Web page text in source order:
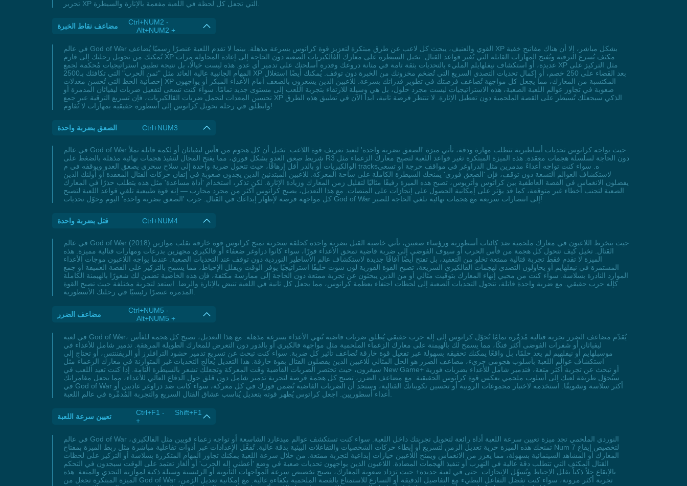
مضاعف نقاط الخبرة
Ctrl+NUM2 -
Alt+NUM2 +
في عالم God of War القوي والعنيف، يبحث كل لاعب عن طرق مبتكرة لتعزيز قوة كراتوس بسرعة مذهلة. بينما لا تقدم اللعبة عنصرًا رسميًا يُضاعف XP بشكل مباشر، إلا أن هناك مفاتيح خفية
تُمكنك من تحويل رحلتك إلى فارم XP مكثف يُسرع الترقية ويُفتح المهارات القاتلة التي تُغير قواعد القتال. تخيل السيطرة على معارك الڤالكيريات الصعبة دون الحاجة إلى إعادة المحاولة مرات
عديدة، أو استكشاف نيفلهايلم المليء بالتحديات بثقة تامة في متانة دروعك وقدرة أسلحتك على تدمير أي عدو. هذه ليست خيالًا، بل نتيجة تطبيق استراتيجيات مُحكمة لجمع XP مثل التركيز على
المهام الجانبية عالية العائد مثل "ثمن الحرب" التي تكافئك بـ2500 XP بعد القضاء على 250 خصم، أو إكمال تحديات التصدي السريع التي تُضخم مخزونك من الخبرة دون توقف. يُمكنك أيضًا استغلال
إحصائية الحظ التي تُحسن معدلات XP المكتسبة من المعارك، مما يجعل كل مواجهة تُضاعف فرصتك في تطوير قدراتك بسرعة. للاعبين الذين يشعرون بالضعف أمام الأعداء المبكر أو يواجهون
صعوبة في تجاوز عوالم اللعبة الصعبة، هذه الاستراتيجيات ليست مجرد حلول، بل هي وسيلة للارتقاء بتجربة اللعب إلى مستوى جديد تمامًا. سواء كنت تسعى لتفعيل ضربات ليفياثان المدمرة أو
تحسين المعدات لتحمل ضربات الڤالكيريات، فإن تسريع الترقية عبر جمع XP الذكي سيجعلك تُسيطر على القصة الملحمية دون تعطيل الإثارة. لا تنتظر فرصة ثانية، ابدأ الآن في تطبيق هذه الطرق
وانطلق في رحلة تحويل كراتوس إلى أسطورة حقيقية بمهارات لا تُقاوم!
الصعق بضربة واحدة Ctrl+NUM3
في عالم God of War حيث يواجه كراتوس تحديات أساطيرية تتطلب مهارة ودقة، تأتي ميزة 'الصعق بضربة واحدة' لتعيد تعريف قوة اللاعب. تخيل أن كل هجوم من فأس ليفياثان أو لكمة قاتلة تملأ
شريط صعق العدو بشكل فوري، مما يفتح المجال لتنفيذ هجمات نهائية مذهلة بالضغط على R3 دون الحاجة لسلسلة هجمات معقدة. هذه الميزة المبتكرة تغير قواعد اللعبة لتصبح معارك الزعماء مثل
الوالكيريات أو بالدر أقل إرهاقًا، حيث تتحول ضربة واحدة إلى سلاح سحري يصعق العدو ويوقفه في م tracksه. سواء كنت تواجه أعداءً مدمرين مثل الدراوغر في مواقف حرجة أو تسعى
لاستكشاف العوالم التسعة دون توقف، فإن 'الصعق فوري' يمنحك السيطرة الكاملة على ساحة المعركة. للاعبين المبتدئين الذين يجدون صعوبة في إتقان حركات القتال المعقدة أو أولئك الذين
يفضلون الانغماس في القصة العاطفية بين كراتوس وأتريوس، تصبح هذه الميزة رفيقًا مثاليًا لتقليل زمن المعارك وزيادة الإثارة. لكن تذكر، استخدام 'أداة مساعدة' مثل هذه يتطلب حذرًا في المعارك
الصعبة لتجنب أخطاء غير متوقعة، كما قد يؤثر على إمكانية الحصول على إنجازات على المنصات. مع هذا التعديل، يصبح كراتوس أكثر من مجرد محارب — إنه قوة طبيعية تلغي قواعد اللعبة لتصبح
كل مواجهة فرصة لإظهار إبداعك في القتال. جرب 'الصعق بضربة واحدة' اليوم وحوّل تحديات God of War إلى انتصارات سريعة مع هجمات نهائية تلغي الحاجة للصبر!
قتل بضربة واحدة Ctrl+NUM4
في عالم God of War (2018) حيث ينخرط اللاعبون في معارك ملحمية ضد كائنات أسطورية ورؤساء صعبين، تأتي خاصية القتل بضربة واحدة كحلقة سحرية تمنح كراتوس قوة خارقة تقلب موازين
القتال. تخيل كيف تتحول كل هجمة من فأس الحرب أو سيوف الفوضى إلى ضربة قاضية تمحق الأعداء فورًا، سواء كانوا دراوغر ضعفاء أو فالكيري مجهزين بدرعات ومهارات قتالية مميزة. هذه
الميزة لا تقدم فقط تجربة قتالية ممتعة تخلو من التعقيد، بل تفتح أيضًا آفاقًا جديدة لاستكشاف عالم الأساطير النوردية دون توقف عند التحديات الصعبة. عندما يواجه اللاعبون موجات الأعداء
المستمرة في نيفلهايم أو يحاولون التصدي لهجمات الفالكيري السريعة، تصبح القوة الفورية لون شوت حليفًا استراتيجيًا يوفر الوقت ويقلل الإحباط، مما يسمح بالتركيز على القصة العميقة أو جمع
الموارد النادرة بسلاسة. سواء كنت من محبي إنهاء المعارك بتوقيت مثالي أو من الذين يبحثون عن تجربة ممتعة دون الحاجة إلى ممارسة مكثفة، فإن هذه الخاصية تضمن لك شعورًا بالهيمنة الكاملة
كإله حرب حقيقي. مع ضربة واحدة قاتلة، تتحول التحديات الصعبة إلى لحظات احتفاء بعظمة كراتوس، مما يجعل كل ثانية في اللعبة تنبض بالإثارة والرضا. استعد لتجربة مختلفة حيث تصبح القوة
مضاعف الضرر
Ctrl+NUM5 -
Alt+NUM5 +
في لعبة God of War، يُقدّم مضاعف الضرر تجربة قتالية مُدمِّرة تمامًا تُحوّل كراتوس إلى إله حرب حقيقي يُطلق ضربات قاضية تُنهي الأعداء بسرعة مذهلة. مع هذا التعديل، تصبح كل هجمة للفأس
ليفياثان أو شفرات الفوضى أكثر فتكًا، مما يسمح لك بالهيمنة على معارك الزعماء الملحمية مثل مواجهة فالكيري أو بالدور دون التعرض للمعارك الطويلة المرهقة. تدمير شامل للأعداء في
موسبلهايم أو نيفلهيم لم يعد حلمًا، بل واقعًا يمكنك تحقيقه بسهولة عبر تفعيل قوة خارقة تُضاعف تأثير كل ضربة. سواء كنت تبحث عن تسريع تدمير حشود الترافلرز أو الريفننتس، أو تحتاج إلى
استكشاف عوالم اللعبة بأسلوب هجومي جريء، مضاعف الضرر هو الحل المثالي للاعبين الذين يفضلون القتال بقوة خارقة. هذا التعديل يُعالج التحديات غير المتوازنة في معارك الزعماء مثل
سيغرون، حيث تختصر الضربات القاضية وقت المعركة وتجعلك تشعر بالسيطرة التامة. إذا كنت تعيد اللعب في New Game+ أو تبحث عن تجربة أكثر متعة، فتدمير شامل للأعداء بضربات فورية
سيُحوّل طريقة لعبك إلى أسلوب ملحمي يعكس قوة كراتوس الحقيقية. مع مضاعف الضرر، تصبح كل هجمة فرصة لتجربة تدمير شامل دون قلق حول الدفاع العالي للأعداء، مما يجعل مغامراتك
في God of War أكثر سلاسة وتشويقًا. استخدمه لاختبار مجموعات الرونية أو تحسين تكويناتك القتالية، وستجد أن الضربات القاضية تُضمن فوزك في كل معركة، سواء كانت ضد دراوغر عاديين أو
تعيين سرعة اللعبة
Ctrl+F1 - Shift+F1
+
في عالم God of War النوردي الملحمي تجد ميزة تعيين سرعة اللعبة أداة رائعة لتحويل تجربتك داخل اللعبة. سواء كنت تستكشف عوالم ميدغارد الشاسعة أو تواجه زعماء قويين مثل الفالكيري،
تمنحك هذه الميزة حرية تعديل الزمن لتسريع أو إبطاء حركات الشخصيات والتفاعلات البيئية بدقة عالية. تُفعَّل الإعدادات عبر أدوات تفاعلية مباشرة مثل ربط الميزة بمفتاح Num 7 لتخصيص إيقاع
المعارك أو المشاهد السينمائية بسهولة، مما يعزز من الانغماس ويمنح اللاعبين خيارات إبداعية لتجربة ممتعة. من خلال سرعة اللعبة يمكنك تجاوز المهام المتكررة بسلاسة أو التركيز على لحظات
القتال المكثف التي تتطلب دقة عالية في التهرب أو تنفيذ الهجمات المضادة. اللاعبون الذين يواجهون تحديات صعبة في وضع 'أعطني إله الحرب' أو ألغاز تعتمد على الوقت سيجدون في التحكم
بالإيقاع حلاً ذكياً يقلل الإحباط ويُسهِّل الإنجازات. حتى في لعبة جديدة+ حيث تزداد صعوبة المعارك، يصبح تخصيص سرعة المواجهات الثانوية أو الرئيسية وسيلة ذكية لموازنة التحدي والمتعة. هذه
الميزة المبتكرة تجعل من God of War تجربة أكثر مرونة، سواء كنت تفضل التفاعل البطيء مع التفاصيل الدقيقة أو التسارع للاستمتاع بالقصة الملحمية بكفاءة عالية. مع إمكانية تعديل الزمن،